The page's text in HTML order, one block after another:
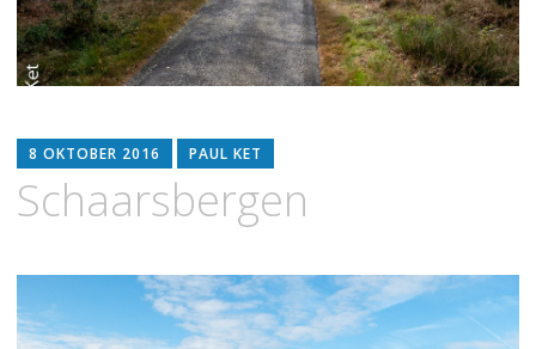
8 OKTOBER 2016 PAUL KET
Schaarsbergen